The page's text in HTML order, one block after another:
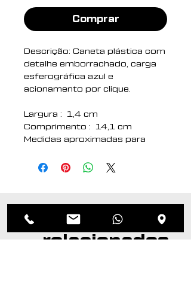
Comprar
Descrição: Caneta plástica com
detalhe emborrachado, carga
esferográfica azul e
acionamento por clique.
Largura : 1,4 cm
Comprimento : 14,1 cm
Medidas aproximadas para
Produtos
relacionados